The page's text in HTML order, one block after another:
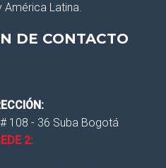
América Latina.
DE CONTACTO
108 - 36 Suba Bogotá
2: